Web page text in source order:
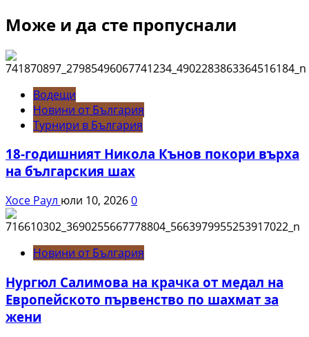
Може и да сте пропуснали
Водещи
Новини от България
Турнири в България
18-годишният Никола Кънов покори върха
на българския шах
Хосе Раул юли 10, 20260
Новини от България
Нургюл Салимова на крачка от медал на
Европейското първенство по шахмат за
жени